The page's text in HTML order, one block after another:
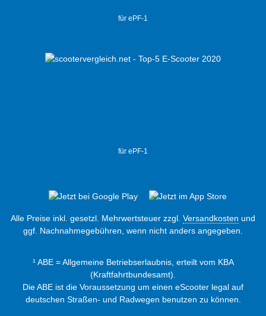
für ePF-1
für ePF-1
Alle Preise inkl. gesetzl. Mehrwertsteuer zzgl. Versandkosten und
ggf. Nachnahmegebühren, wenn nicht anders angegeben.
¹ ABE = Allgemeine Betriebserlaubnis, erteilt vom KBA
(Kraftfahrtbundesamt).
Die ABE ist die Voraussetzung um einen eScooter legal auf
deutschen Straßen- und Radwegen benutzen zu können.